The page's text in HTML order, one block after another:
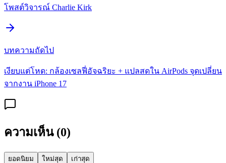
โพสต์วิจารณ์ Charlie Kirk
บทความถัดไป
เงียบแต่โหด: กล้องเซลฟี่อัจฉริยะ + แปลสดใน AirPods จุดเปลี่ยน
จากงาน iPhone 17
ความเห็น (0)
ยอดนิยม ใหม่สุด เก่าสุด